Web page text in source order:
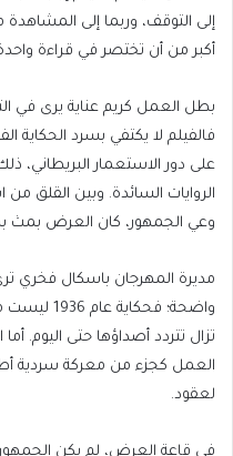
إلى التوقف، وربما إلى
أكبر من أن تختصر في قراءة
بطل العمل كريم عناية يرى في
فالفيلم لا يكتفي بسرد الحكاية
على دور الاستعمار البريطاني،
الروايات السائدة. وبين القلق من
وعي الجمهور، كان العرض بمث
مديرة المهرجان باسكال فخري ترى
واضحة؛
تزال تتردد أصداؤها حتى اليوم.
العمل كجزء من معركة سردية
لعقود.
في قاعة العرض، لم يكن